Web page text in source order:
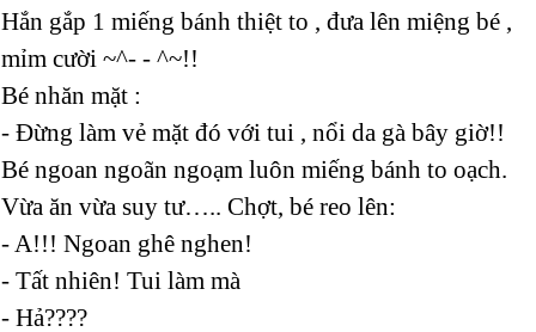
Hắn gắp 1 miếng bánh thiệt to , đưa lên miệng bé ,
mỉm cười ~^- - ^~!!
Bé nhăn mặt :
- Đừng làm vẻ mặt đó với tui , nổi da gà bây giờ!!
Bé ngoan ngoãn ngoạm luôn miếng bánh to oạch.
Vừa ăn vừa suy tư….. Chợt, bé reo lên:
- A!!! Ngoan ghê nghen!
- Tất nhiên! Tui làm mà
- Hả????